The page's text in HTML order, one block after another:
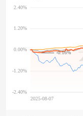
-0.16%